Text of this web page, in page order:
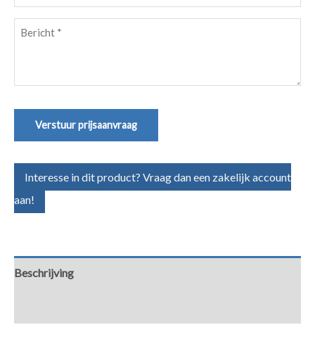
(Vereist)
Bericht
Verstuur prijsaanvraag
Interesse in dit product? Vraag dan een zakelijk account
aan!
Beschrijving